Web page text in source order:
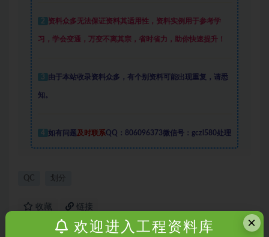
2 资料众多无法保证资料其适用性，资料实例 用于参考学
习，学会变通，万变不离其宗，省时省力，助你快速提升！
3 由于本站收录资料众多，有个别资料可能出现重复，请悉
知。
4 如有问题及时联系QQ：806096373微信号：gczl580处理
QC 划分
收藏 链接
×
欢迎进入工程资料库